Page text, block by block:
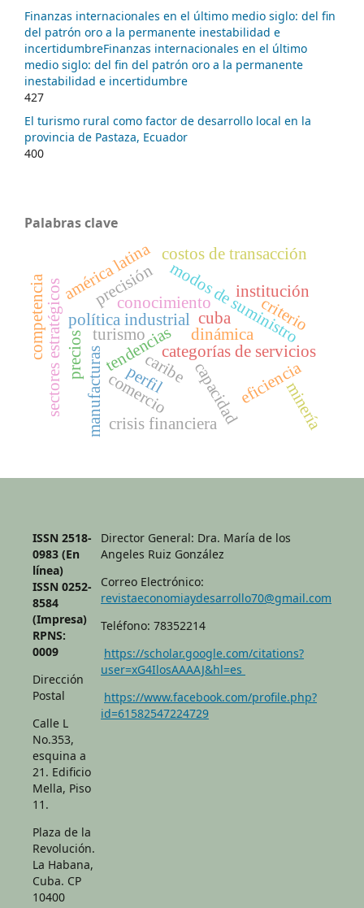
Finanzas internacionales en el último medio siglo: del fin
del patrón oro a la permanente inestabilidad e
incertidumbreFinanzas internacionales en el último
medio siglo: del fin del patrón oro a la permanente
inestabilidad e incertidumbre
427
El turismo rural como factor de desarrollo local en la
provincia de Pastaza, Ecuador
400
Palabras clave
categorías de servicios
modos de suministro
tendencias
manufacturas
política industrial
sectores estratégicos capacidad
conocimiento
competencia
costos de transacción
institución
precios
eficiencia
perfil
américa latina
caribe
comercio minería
turismo
crisis financiera
dinámica
criterio
precisión
cuba
ISSN 2518-
0983 (En
línea)
ISSN 0252-
8584
(Impresa)
RPNS:
0009
Dirección
Postal
Calle L
No.353,
esquina a
21. Edificio
Mella, Piso
11.
Plaza de la
Revolución.
La Habana,
Cuba. CP
10400
Director General: Dra. María de los
Angeles Ruiz González
Correo Electrónico:
revistaeconomiaydesarrollo70@gmail.com
Teléfono: 78352214
https://scholar.google.com/citations?
user=xG4IlosAAAAJ&hl=es
https://www.facebook.com/profile.php?
id=61582547224729